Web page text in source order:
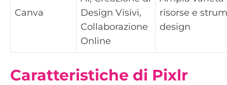
Canva
Design Visivi,
Collaborazione
Online
risorse e
design
Caratteristiche di Pixlr